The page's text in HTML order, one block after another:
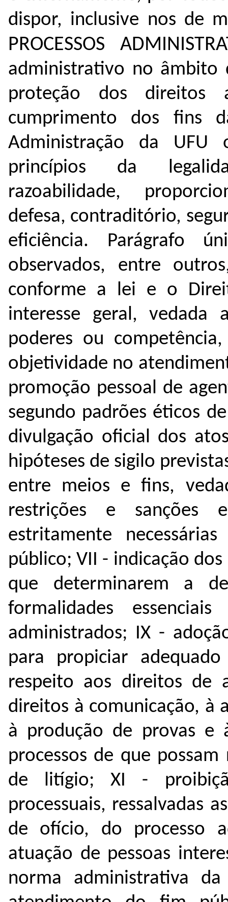
dispor, inclusive nos de
PROCESSOS
administrativo no âmbito
proteção dos direitos
cumprimento dos fins
Administração da UFU
princípios da
razoabilidade,
defesa, contraditório,
eficiência. Parágrafo
observados, entre
conforme a lei e o
interesse geral,
poderes ou
objetividade no
promoção pessoal de
segundo padrões éticos
divulgação oficial dos
hipóteses de sigilo
entre meios e fins,
restrições e sanções
estritamente
público;VII - indicação
que determinarem a
formalidades
administrados; IX -
para propiciar
respeito aos direitos de
direitos à comunicação, à
à produção de provas e
processos de que
de litígio;XI -
processuais, ressalvadas
de ofício, do processo
atuação de pessoas
norma administrativa